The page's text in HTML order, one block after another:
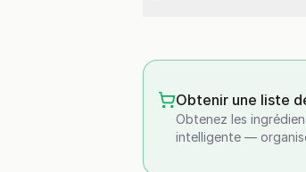
Obtenir une liste
Obtenez les
intelligente —